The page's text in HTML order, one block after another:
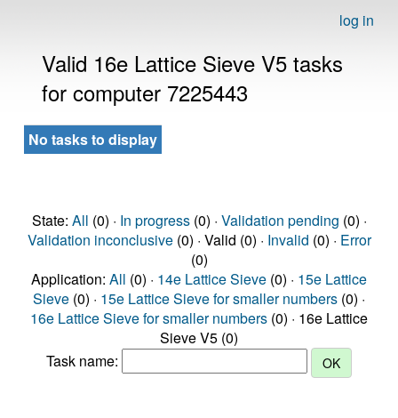
log in
Valid 16e Lattice Sieve V5 tasks
for computer 7225443
No tasks to display
State: All (0) · In progress(0) · Validation pending (0) ·
Validation inconclusive(0) · Valid (0) · Invalid (0) · Error
(0)
Application: All (0) · 14e Lattice Sieve (0) · 15e Lattice
Sieve (0) · 15e Lattice Sieve for smaller numbers (0) ·
16e Lattice Sieve for smaller numbers (0) · 16e Lattice
Sieve V5 (0)
Task name: